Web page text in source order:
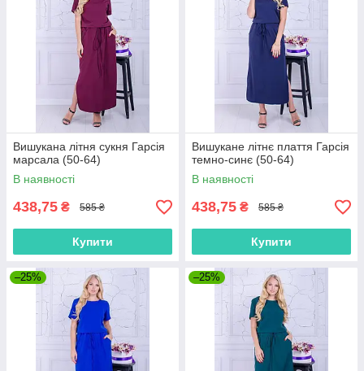
Вишукана літня сукня Гарсія
марсала (50-64)
В наявності
438,75 ₴ 585 ₴
Купити
Вишукане літнє плаття Гарсія
темно-синє (50-64)
В наявності
438,75 ₴ 585 ₴
Купити
–25% –25%